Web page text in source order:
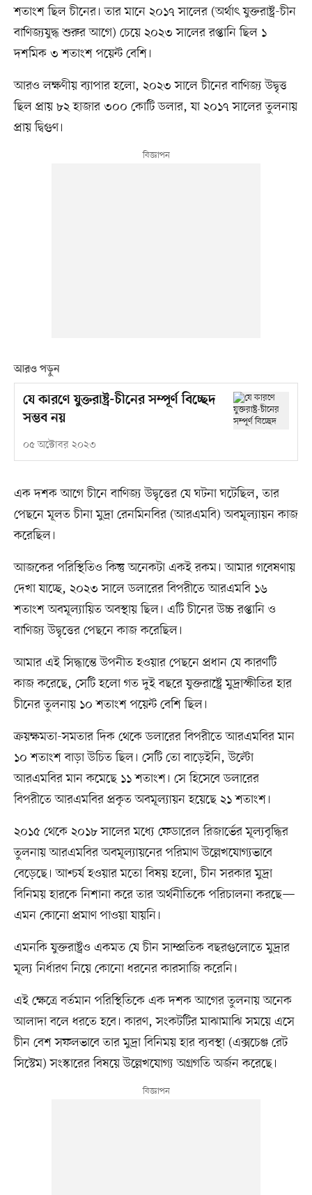
শতাংশ ছিল চীনের। তার মানে ২০১৭ সালের (অর্থাৎ যুক্তরাষ্ট্র-চীন
বাণিজ্যযুদ্ধ শুরুর আগে) চেয়ে ২০২৩ সালের রপ্তানি ছিল ১
দশমিক ৩ শতাংশ পয়েন্ট বেশি।
আরও লক্ষণীয় ব্যাপার হলো, ২০২৩ সালে চীনের বাণিজ্য উদ্বৃত্ত
ছিল প্রায় ৮২ হাজার ৩০০ কোটি ডলার, যা ২০১৭ সালের তুলনায়
প্রায় দ্বিগুণ।
আরও পড়ুন
যে কারণে যুক্তরাষ্ট্র-চীনের সম্পূর্ণ বিচ্ছেদ
সম্ভব নয়
০৫ অক্টোবর ২০২৩
এক দশক আগে চীনে বাণিজ্য উদ্বৃত্তের যে ঘটনা ঘটেছিল, তার
পেছনে মূলত চীনা মুদ্রা রেনমিনবির (আরএমবি) অবমূল্যায়ন কাজ
করেছিল।
আজকের পরিস্থিতিও কিন্তু অনেকটা একই রকম। আমার গবেষণায়
দেখা যাচ্ছে, ২০২৩ সালে ডলারের বিপরীতে আরএমবি ১৬
শতাংশ অবমূল্যায়িত অবস্থায় ছিল। এটি চীনের উচ্চ রপ্তানি ও
বাণিজ্য উদ্বৃত্তের পেছনে কাজ করেছিল।
আমার এই সিদ্ধান্তে উপনীত হওয়ার পেছনে প্রধান যে কারণটি
কাজ করেছে, সেটি হলো গত দুই বছরে যুক্তরাষ্ট্রে মুদ্রাস্ফীতির হার
চীনের তুলনায় ১০ শতাংশ পয়েন্ট বেশি ছিল।
ক্রয়ক্ষমতা-সমতার দিক থেকে ডলারের বিপরীতে আরএমবির মান
১০ শতাংশ বাড়া উচিত ছিল। সেটি তো বাড়েইনি, উল্টো
আরএমবির মান কমেছে ১১ শতাংশ। সে হিসেবে ডলারের
বিপরীতে আরএমবির প্রকৃত অবমূল্যায়ন হয়েছে ২১ শতাংশ।
২০১৫ থেকে ২০১৮ সালের মধ্যে ফেডারেল রিজার্ভের মূল্যবৃদ্ধির
তুলনায় আরএমবির অবমূল্যায়নের পরিমাণ উল্লেখযোগ্যভাবে
বেড়েছে। আশ্চর্য হওয়ার মতো বিষয় হলো, চীন সরকার মুদ্রা
বিনিময় হারকে নিশানা করে তার অর্থনীতিকে পরিচালনা করছে—
এমন কোনো প্রমাণ পাওয়া যায়নি।
এমনকি যুক্তরাষ্ট্রও একমত যে চীন সাম্প্রতিক বছরগুলোতে মুদ্রার
মূল্য নির্ধারণ নিয়ে কোনো ধরনের কারসাজি করেনি।
এই ক্ষেত্রে বর্তমান পরিস্থিতিকে এক দশক আগের তুলনায় অনেক
আলাদা বলে ধরতে হবে। কারণ, সংকটটির মাঝামাঝি সময়ে এসে
চীন বেশ সফলভাবে তার মুদ্রা বিনিময় হার ব্যবস্থা (এক্সচেঞ্জ রেট
সিস্টেম) সংস্কারের বিষয়ে উল্লেখযোগ্য অগ্রগতি অর্জন করেছে।